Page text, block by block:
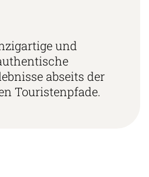
und
abseits der
Touristenpfade.